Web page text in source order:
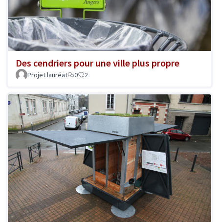
Des cendriers pour une ville plus propre
Projet lauréat 0 2